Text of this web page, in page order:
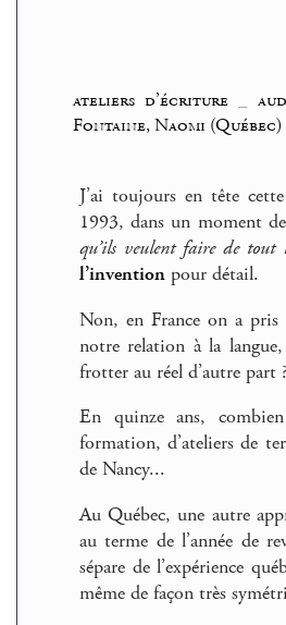
ateliers d’écriture_
Fontaine, Naomi (Québec)
J’ai toujours en tête
1993, dans un moment
qu’ils veulent faire de
l’invention pour détail.
Non, en France on a pris
notre relation à la
frotter au réel d’autre part
En quinze ans,
formation, d’ateliers de
de Nancy...
Au Québec, une autre
au terme de l’année de
sépare de l’expérience
même de façon très